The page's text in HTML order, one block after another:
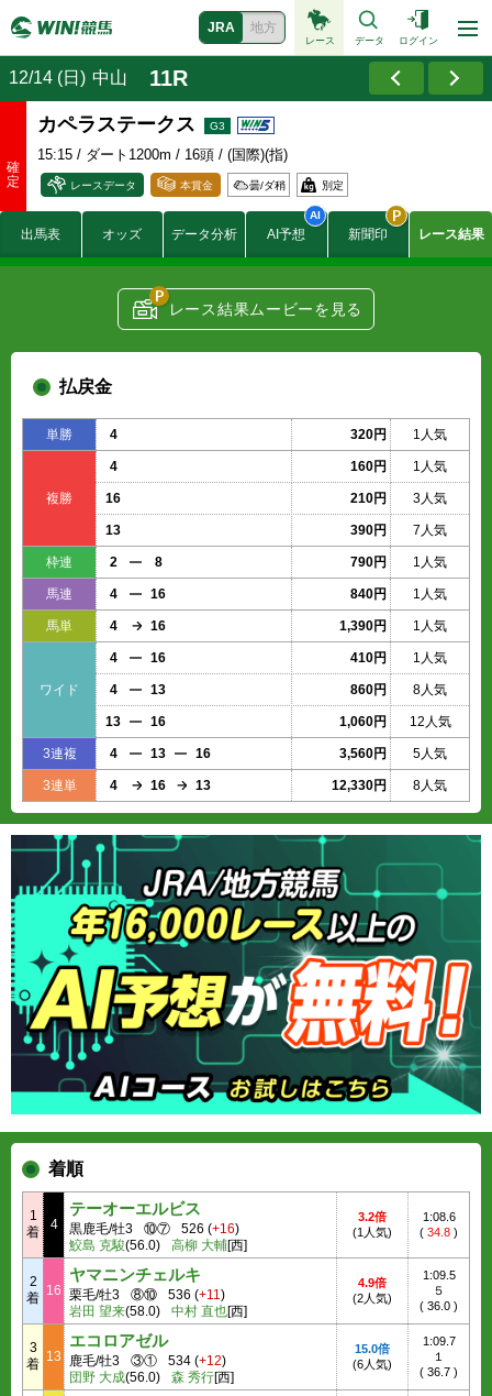
JRA 地方
レース データ ログイン
12/14 (日) 中山 11R
カペラステークス
15:15 / ダート1200m / 16頭 / (国際)(指)
レースデータ 本賞金
(万円)
3800
1500
950
380
付加賞金
58.1
16.6
曇/ダ稍 別定
出馬表 オッズ データ分析 AI予想 新聞印 レース結果
レース結果ムービーを見る
払戻金
単勝 4 320円 1人気
複勝
4 160円 1人気
16 210円 3人気
13 390円 7人気
枠連 2 8 790円 1人気
馬連 4 16 840円 1人気
馬単 4 16 1,390円 1人気
ワイド
4 16 410円 1人気
4 13 860円 8人気
13 16 1,060円 12人気
3連複 4 13 16 3,560円 5人気
3連単 4 16 13 12,330円 8人気
着順
1
着
4
テーオーエルビス
黒鹿毛/牡3 ⑩⑦ 526 (+16)
鮫島 克駿(56.0) 高柳 大輔[西]
3.2倍
(1人気)
1:08.6
( 34.8 )
2
着 16
ヤマニンチェルキ
栗毛/牡3 ⑧⑩ 536 (+11)
岩田 望来(58.0) 中村 直也[西]
4.9倍
(2人気)
1:09.5
５
( 36.0 )
3
着 13
エコロアゼル
鹿毛/牡3 ③① 534 (+12)
団野 大成(56.0) 森 秀行[西]
15.0倍
(6人気)
1:09.7
１
( 36.7 )